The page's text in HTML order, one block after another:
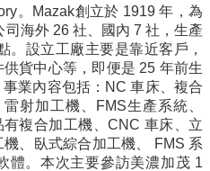
。Mazak創立於 1919 年，為
海外 26 社、國內 7 社，生產
。設立工廠主要是靠近客戶，
貨中心等，即便是 25 年前生
業內容包括：NC 車床、複合
射加工機、FMS生產系統、
複合加工機、CNC 車床、立
、臥式綜合加工機、 FMS 系
體。本次主要參訪美濃加茂 1